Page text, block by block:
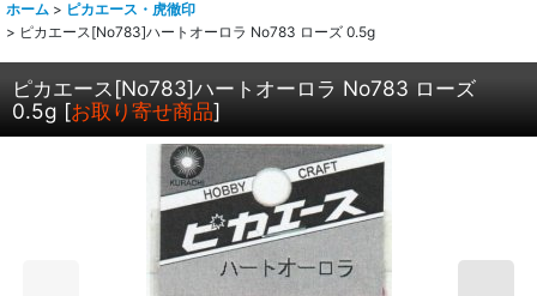
ホーム > ピカエース・虎徹印
> ピカエース[No783]ハートオーロラ No783 ローズ 0.5g
ピカエース[No783]ハートオーロラ No783 ローズ
0.5g [お取り寄せ商品]